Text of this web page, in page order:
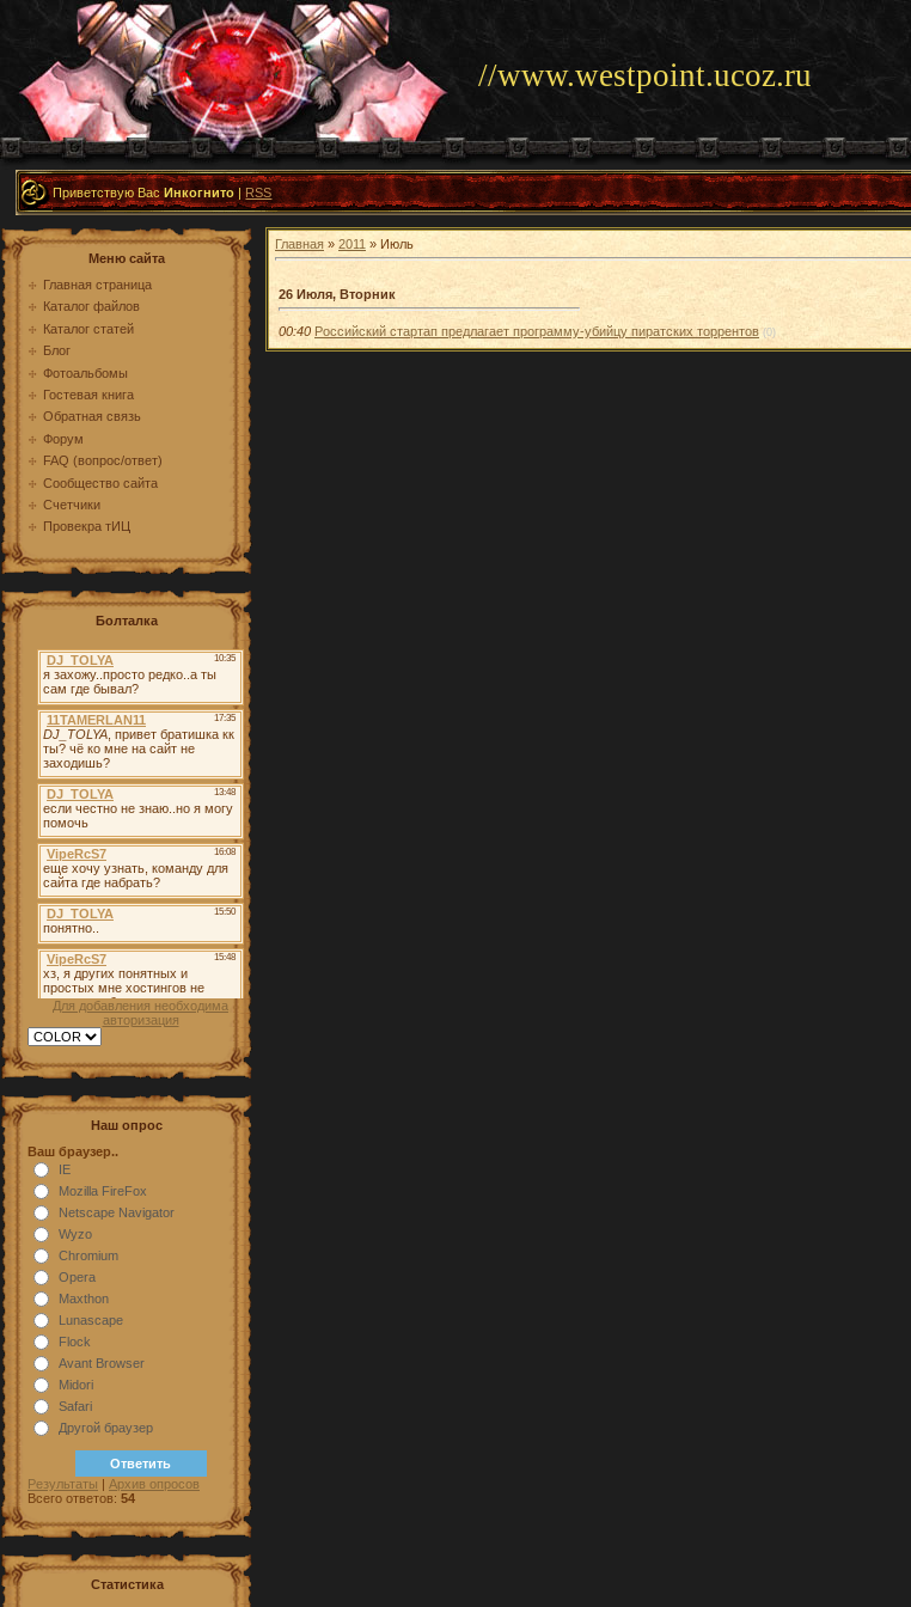
//www.westpoint.ucoz.ru
Приветствую Вас Инкогнито |RSS
Меню сайта
Главная страница
Каталог файлов
Каталог статей
Блог
Фотоальбомы
Гостевая книга
Обратная связь
Форум
FAQ (вопрос/ответ)
Сообщество сайта
Счетчики
Провекра тИЦ
Болталка
Для добавления необходима
авторизация
Наш опрос
Ваш браузер..
IE
Mozilla FireFox
Netscape Navigator
Wyzo
Chromium
Opera
Maxthon
Lunascape
Flock
Avant Browser
Midori
Safari
Другой браузер
Результаты | Архив опросов
Всего ответов: 54
Статистика
Главная » 2011 » Июль
26 Июля, Вторник
00:40 Российский стартап предлагает программу-убийцу пиратских торрентов (0)